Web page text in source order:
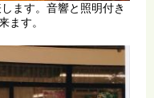
ます。音響と照明付き
ます。